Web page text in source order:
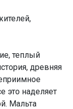
теплый
древняя
это наделяет
Мальта